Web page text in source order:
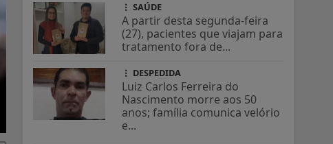
SAÚDE
A partir desta segunda-feira
(27), pacientes que viajam para
tratamento fora de...
DESPEDIDA
Luiz Carlos Ferreira do
Nascimento morre aos 50
anos; família comunica velório
e...